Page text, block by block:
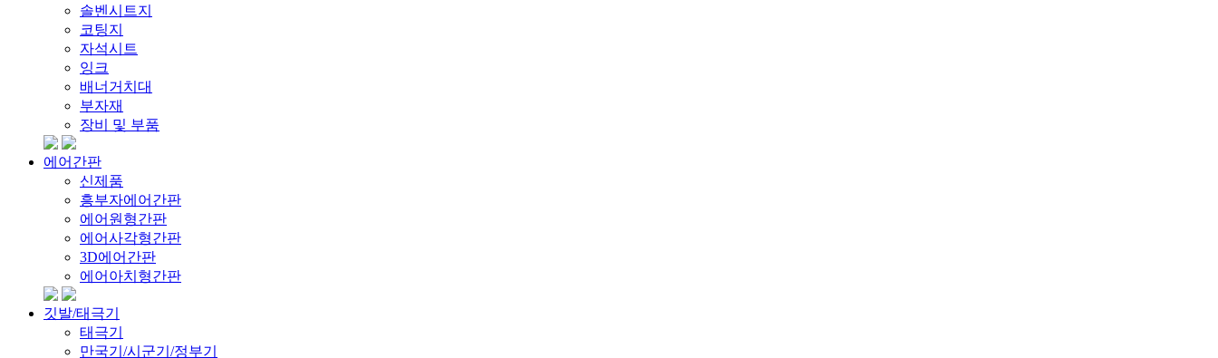
솔벤시트지
코팅지
자석시트
잉크
배너거치대
부자재
장비 및 부품
에어간판
신제품
흥부자에어간판
에어원형간판
에어사각형간판
3D에어간판
에어아치형간판
깃발/태극기
태극기
만국기/시군기/정부기